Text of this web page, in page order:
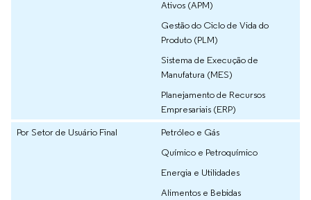
Ativos (APM)
Gestão do Ciclo de Vida do
Produto (PLM)
Sistema de Execução de
Manufatura (MES)
Planejamento de Recursos
Empresariais (ERP)
Por Setor de Usuário Final
Petróleo e Gás
Químico e Petroquímico
Energia e Utilidades
Alimentos e Bebidas